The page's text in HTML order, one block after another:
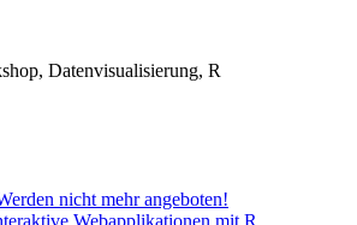
Datenvisualisierung, R
nicht mehr angeboten!
Webapplikationen mit R